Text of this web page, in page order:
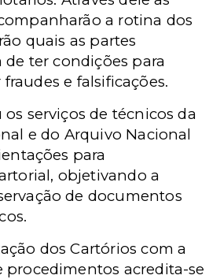
a rotina dos
quais as partes
de ter condições para
e falsificações.
os serviços de técnicos da
e do Arquivo Nacional
para
objetivando a
de documentos
dos Cartórios com a
acredita-se